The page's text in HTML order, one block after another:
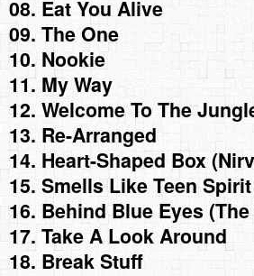
08. Eat You Alive
09. The One
10. Nookie
11. My Way
12. Welcome To The
13. Re-Arranged
14. Heart-Shaped Box
15. Smells Like Teen
16. Behind Blue Eyes
17. Take A Look Around
18. Break Stuff